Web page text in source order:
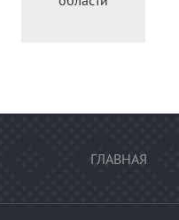
ГЛАВНАЯ